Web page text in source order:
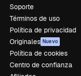
Soporte
Términos de uso
Política de privacidad
Originales Nuevo
Política de cookies
Centro de confianza